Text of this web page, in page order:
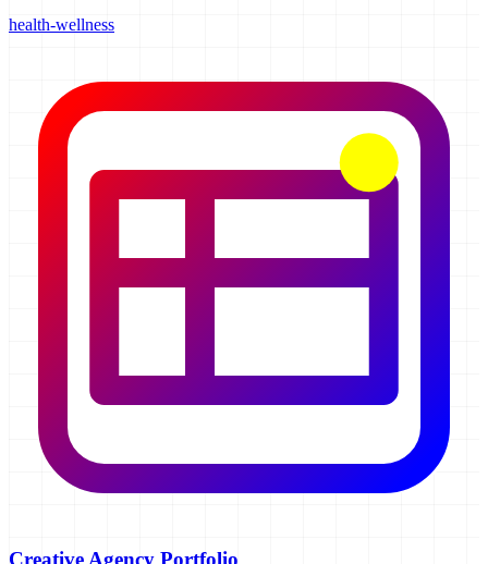
health-wellness
Creative Agency Portfolio